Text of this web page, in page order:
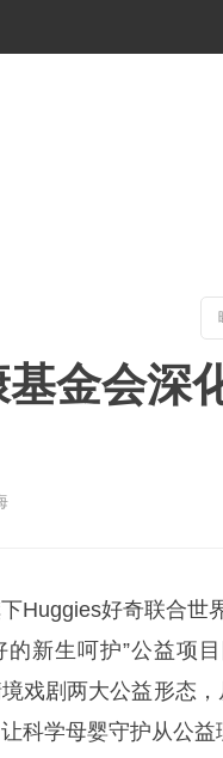
金会深
Huggies好奇联合世
的新生呵护”公益项
戏剧两大公益形态
科学母婴守护从公益